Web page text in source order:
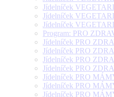
Jídelníček
Jídelníček
Jídelníček
Program: PRO
Jídelníček PRO
Jídelníček PRO
Jídelníček PRO
Jídelníček PRO
Jídelníček PRO
Jídelníček PRO
Jídelníček PRO